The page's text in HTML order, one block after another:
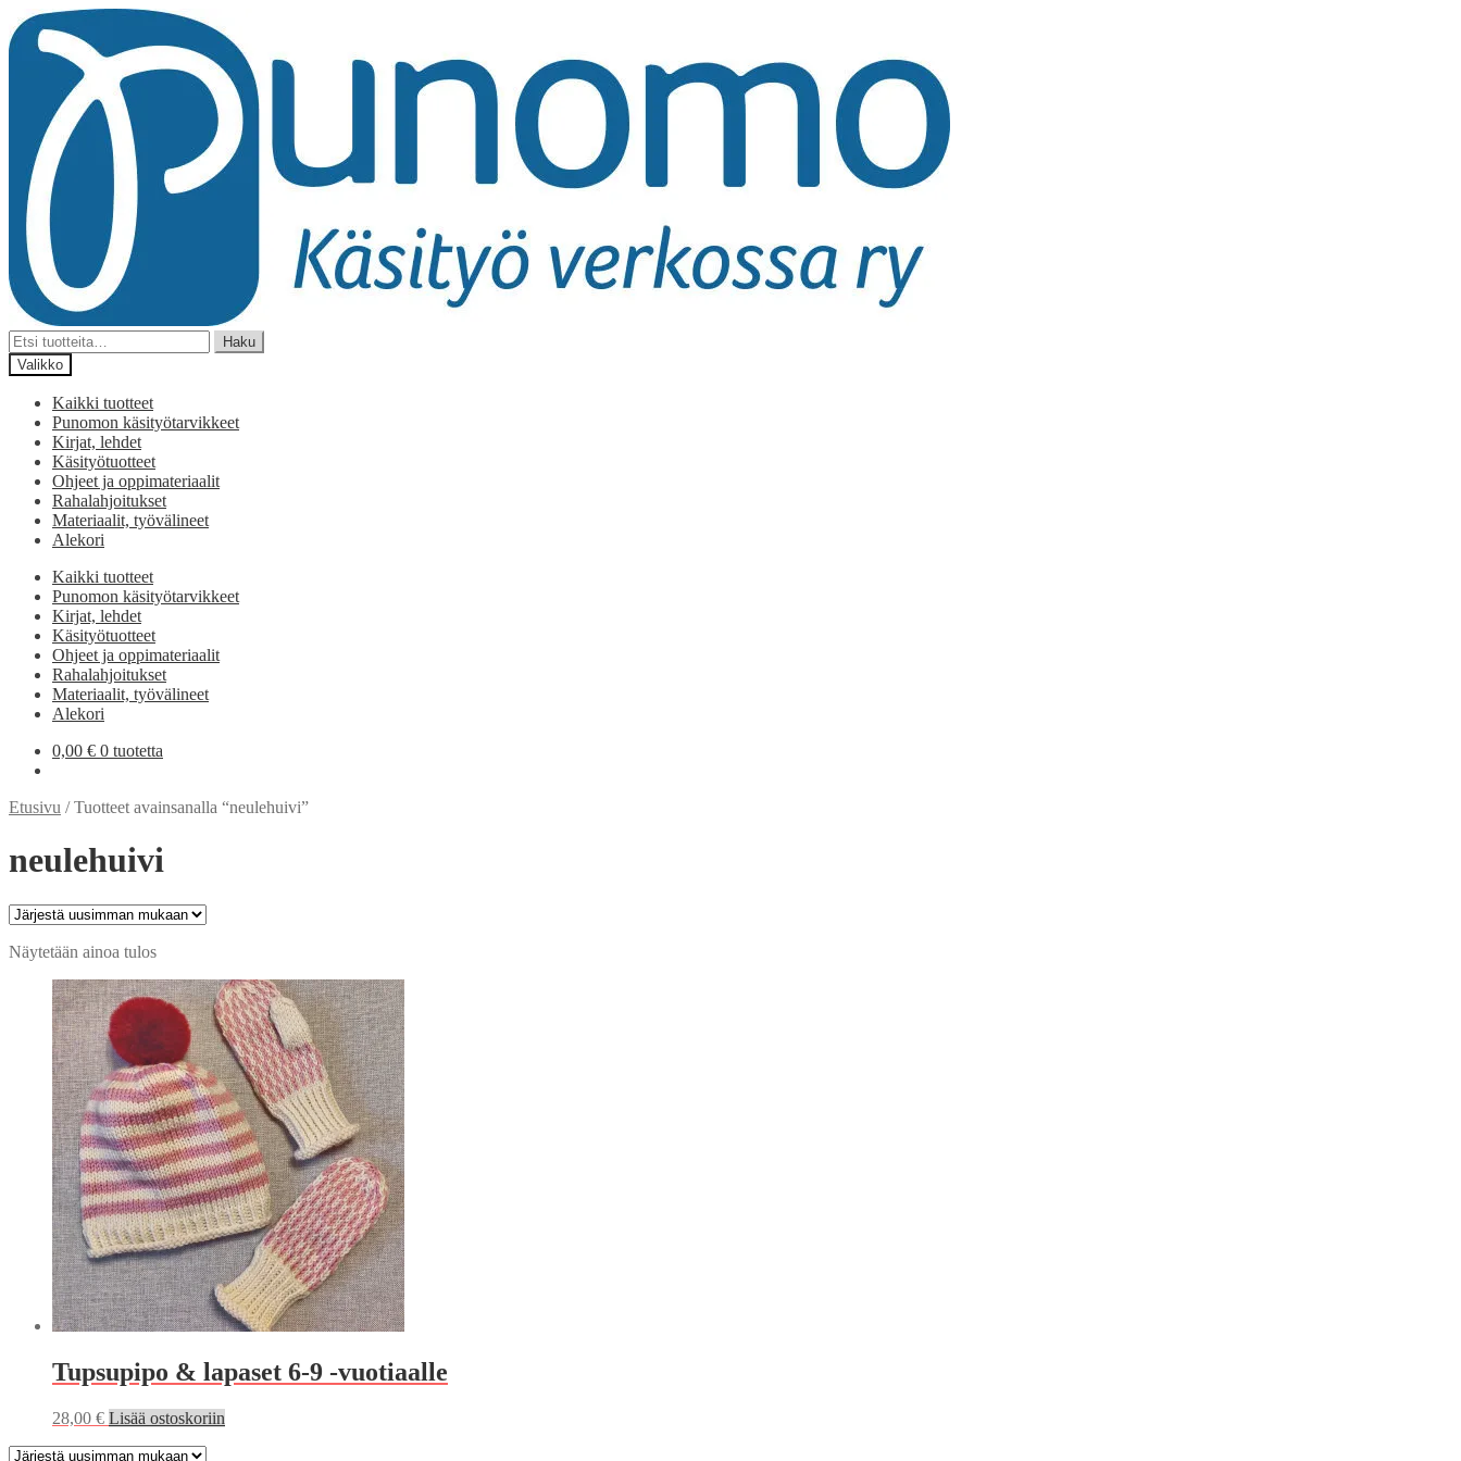
Siirry
navigointiin
Siirry
sisältöön
Etsi:
Haku
Valikko
Kaikki tuotteet
Punomon käsityötarvikkeet
Kirjat, lehdet
Käsityötuotteet
Ohjeet ja oppimateriaalit
Rahalahjoitukset
Materiaalit, työvälineet
Alekori
Kaikki tuotteet
Punomon käsityötarvikkeet
Kirjat, lehdet
Käsityötuotteet
Ohjeet ja oppimateriaalit
Rahalahjoitukset
Materiaalit, työvälineet
Alekori
0,00 € 0 tuotetta
Etusivu /Tuotteet avainsanalla “neulehuivi”
neulehuivi
Näytetään ainoa tulos
Tupsupipo & lapaset 6-9 -vuotiaalle
28,00 € Lisää ostoskoriin